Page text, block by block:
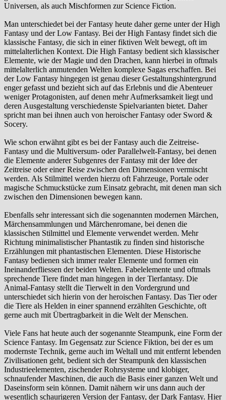
Universen, als auch Mischformen zur Science Fiction.
Man unterschiedet bei der Fantasy heute daher gerne unter der High
Fantasy und der Low Fantasy. Bei der High Fantasy findet sich die
klassische Fantasy, die sich in einer fiktiven Welt bewegt, oft im
mittelalterlichen Kontext. Die High Fantasy bedient sich klassischer
Elemente, wie der Magie und den Drachen, kann hierbei in oftmals
mittelalterlich anmutenden Welten komplexe Sagas erschaffen. Bei
der Low Fantasy hingegen ist genau dieser Gestaltungshintergrund
enger gefasst und bezieht sich auf das Erlebnis und die Abenteuer
weniger Protagonisten, auf denen mehr Aufmerksamkeit liegt und
deren Ausgestaltung verschiedenste Spielvarianten bietet. Daher
spricht man bei ihnen auch von heroischer Fantasy oder Sword &
Socery.
Wie schon erwähnt gibt es bei der Fantasy auch die Zeitreise-
Fantasy und die Multiversum- oder Parallelwelt-Fantasy, bei denen
die Elemente anderer Subgenres der Fantasy mit der Idee der
Zeitreise oder einer Reise zwischen den Dimensionen vermischt
werden. Als Stilmittel werden hierzu oft Fahrzeuge, Portale oder
magische Schmuckstücke zum Einsatz gebracht, mit denen man sich
zwischen den Dimensionen bewegen kann.
Ebenfalls sehr interessant sich die sogenannten modernen Märchen,
Märchensammlungen und Märchenromane, bei denen die
klassischen Stilmittel und Elemente verwendet werden. Mehr
Richtung minimalistischer Phantastik zu finden sind historische
Erzählungen mit phantastischen Elementen. Diese Historische
Fantasy bedienen sich immer realer Elemente und formen ein
Ineinanderfliessen der beiden Welten. Fabelelemente und oftmals
sprechende Tiere findet man hingegen in der Tierfantasy. Die
Animal-Fantasy stellt die Tierwelt in den Vordergrund und
unterschiedet sich hierin von der heroischen Fantasy. Das Tier oder
die Tiere als Helden in einer spannend erzählten Geschichte, oft
gerne auch mit Übertragbarkeit in die Welt der Menschen.
Viele Fans hat heute auch der sogenannte Steampunk, eine Form der
Science Fantasy. Im Gegensatz zur Science Fiktion, bei der es um
modernste Technik, gerne auch im Weltall und mit entfernt lebenden
Zivilisationen geht, bedient sich der Steampunk den klassischen
Industrieelementen, zischender Rohrsysteme und klobiger,
schnaufender Maschinen, die auch die Basis einer ganzen Welt und
Daseinsform sein können. Damit nähern wir uns dann auch der
wesentlich schaurigeren Version der Fantasy, der Dark Fantasy. Hier